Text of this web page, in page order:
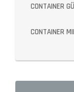
CONTAINER
CONTAINER